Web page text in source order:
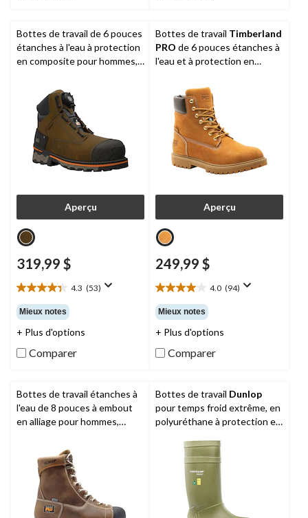
Bottes de travail de 6 pouces
étanches à l'eau à protection
en composite pour hommes,
Aperçu
319,99 $
4.3 (53)
4.3
étoile(s)
sur
5.
53
évaluations
Mieux notes
+ Plus d'options
Comparer
Bottes de travail Timberland
PRO de 6 pouces étanches à
l'eau et à protection en
pour hommes, Iconic
Aperçu
249,99 $
4.0 (94)
4.0
étoile(s)
sur
5.
94
évaluations
Mieux notes
+ Plus d'options
Comparer
Bottes de travail étanches à
l'eau de 8 pouces à embout
en alliage pour hommes,
Bottes de travail Dunlop
pour temps froid extrême, en
polyuréthane à protection en